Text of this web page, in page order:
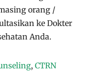
orang /
ke Dokter
Anda.
, CTRN